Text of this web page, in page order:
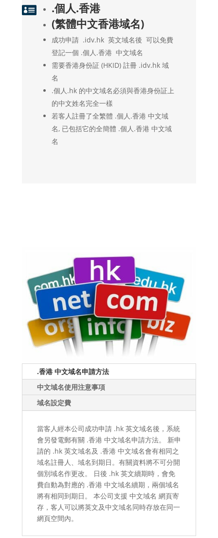

.個人.香港
(繁體中文香港域名)
成功申請 .idv.hk 英文域名後 可以免費
登記一個 .個人.香港 中文域名
需要香港身份証 (HKID) 註冊 .idv.hk 域
名
.個人.hk 的中文域名必須與香港身份証上
的中文姓名完全一樣
若客人註冊了全繁體 .個人.香港 中文域
名, 已包括它的全簡體 .個人.香港 中文域
名
.香港 中文域名申請方法
中文域名使用注意事項
域名設定費
當客人經本公司成功申請 .hk 英文域名後，系統
會另發電郵有關 .香港 中文域名申請方法。 新申
請的 .hk 英文域名及 .香港 中文域名會有相同之
域名註冊人、域名到期日。有關資料將不可分開
個別域名作更改。 日後 .hk 英文續期時，會免
費自動為對應的 .香港 中文域名續期，兩個域名
將有相同到期日。 本公司支援 中文域名 網頁寄
存，客人可以將英文及中文域名同時存放在同一
網頁空間內。